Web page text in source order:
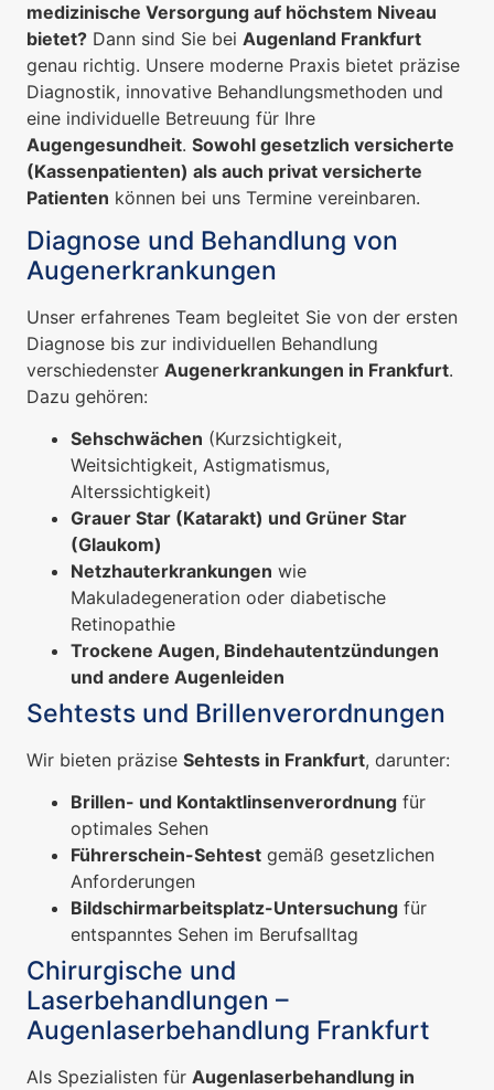
medizinische Versorgung auf höchstem Niveau
bietet? Dann sind Sie bei Augenland Frankfurt
genau richtig. Unsere moderne Praxis bietet präzise
Diagnostik, innovative Behandlungsmethoden und
eine individuelle Betreuung für Ihre
Augengesundheit. Sowohl gesetzlich versicherte
(Kassenpatienten) als auch privat versicherte
Patienten können bei uns Termine vereinbaren.
Diagnose und Behandlung von
Augenerkrankungen
Unser erfahrenes Team begleitet Sie von der ersten
Diagnose bis zur individuellen Behandlung
verschiedenster Augenerkrankungen in Frankfurt.
Dazu gehören:
Sehschwächen (Kurzsichtigkeit,
Weitsichtigkeit, Astigmatismus,
Alterssichtigkeit)
Grauer Star (Katarakt) und Grüner Star
(Glaukom)
Netzhauterkrankungen wie
Makuladegeneration oder diabetische
Retinopathie
Trockene Augen, Bindehautentzündungen
und andere Augenleiden
Sehtests und Brillenverordnungen
Wir bieten präzise Sehtests in Frankfurt, darunter:
Brillen- und Kontaktlinsenverordnung für
optimales Sehen
Führerschein-Sehtest gemäß gesetzlichen
Anforderungen
Bildschirmarbeitsplatz-Untersuchung für
entspanntes Sehen im Berufsalltag
Chirurgische und
Laserbehandlungen –
Augenlaserbehandlung Frankfurt
Als Spezialisten für Augenlaserbehandlung in